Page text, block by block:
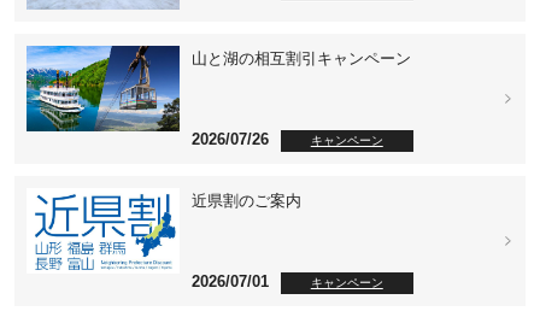
山と湖の相互割引キャンペーン
2026/07/26 キャンペーン
近県割のご案内
2026/07/01 キャンペーン